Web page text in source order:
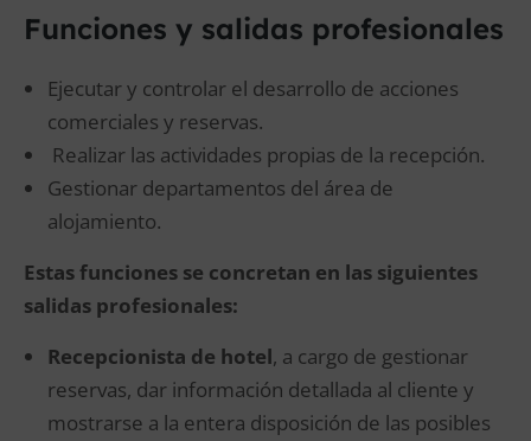
Funciones y salidas profesionales
Ejecutar y controlar el desarrollo de acciones
comerciales y reservas.
Realizar las actividades propias de la recepción.
Gestionar departamentos del área de
alojamiento.
Estas funciones se concretan en las siguientes
salidas profesionales:
Recepcionista de hotel, a cargo de gestionar
reservas, dar información detallada al cliente y
mostrarse a la entera disposición de las posibles